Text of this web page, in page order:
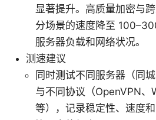
显著提升。高质量加密与
分场景的速度降至
服务器负载和网络状况。
测速建议
同时测试不同服务器（同
与不同协议（OpenVPN、
等），记录稳定性、速度